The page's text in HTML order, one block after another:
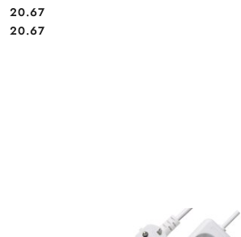
Cena:
20.67
Cena:
20.67